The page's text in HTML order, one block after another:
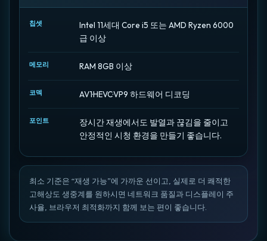
칩셋
Intel 11세대 Core i5 또는 AMD Ryzen 6000
급 이상
메모리 RAM 8GB 이상
코덱 AV1·HEVC·VP9 하드웨어 디코딩
포인트
장시간 재생에서도 발열과 끊김을 줄이고
안정적인 시청 환경을 만들기 좋습니다.
최소 기준은 “재생 가능”에 가까운 선이고, 실제로 더 쾌적한
고해상도 생중계를 원하시면 네트워크 품질과 디스플레이 주
사율, 브라우저 최적화까지 함께 보는 편이 좋습니다.